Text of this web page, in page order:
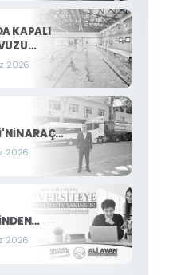
KAPALI
2026
ARAÇ
2026
TERCİH
2026